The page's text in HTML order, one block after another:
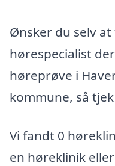
Ønsker du selv
hørespecialist
høreprøve i
kommune, så
Vi fandt 0
en høreklinik